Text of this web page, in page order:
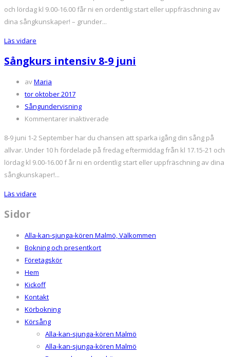
9-
10
och lördag kl 9.00-16.00 får ni en ordentlig start eller uppfräschning av
dina sångkunskaper! – grunder...
Läs vidare
Sångkurs intensiv 8-9 juni
avMaria
tor oktober 2017
Sångundervisning
Kommentarer inaktiverade
intensiv
8-
9
8-9 juni 1-2 September har du chansen att sparka igång din sång på
allvar. Under 10 h fördelade på fredag eftermiddag från kl 17.15-21 och
lördag kl 9.00-16.00 f år ni en ordentlig start eller uppfräschning av dina
sångkunskaper!...
Läs vidare
Sidor
Alla-kan-sjunga-kören Malmö, Välkommen
Bokning och presentkort
Företagskör
Hem
Kickoff
Kontakt
Körbokning
Körsång
Alla-kan-sjunga-kören Malmö
Alla-kan-sjunga-kören Malmö